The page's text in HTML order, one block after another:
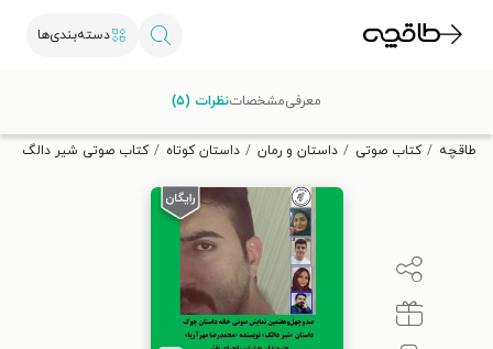
دسته‌بندی‌ها
تخفیف از طاقچه دریافت کن.
طاقچه کتاب صوتی داستان و رمان داستان کوتاه کتاب صوتی شیر دالگ
معرفیمشخصاتنظرات (۵)